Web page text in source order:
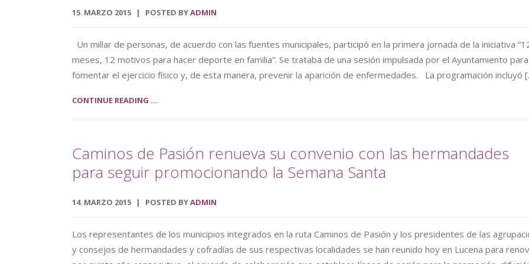
15. MARZO 2015 POSTED BYADMIN
Un millar de personas, de acuerdo con las fuentes municipales, participó en la primera jornada de la iniciativa
meses, 12 motivos para hacer deporte en familia”. Se trataba de una sesión impulsada por el Ayuntamiento para
fomentar el ejercicio físico y, de esta manera, prevenir la aparición de enfermedades. La programación incluyó
CONTINUE READING ...
Caminos de Pasión renueva su convenio con las hermandades
para seguir promocionando la Semana Santa
14. MARZO 2015 POSTED BYADMIN
Los representantes de los municipios integrados en la ruta Caminos de Pasión y los presidentes de las
y consejos de hermandades y cofradías de sus respectivas localidades se han reunido hoy en Lucena para